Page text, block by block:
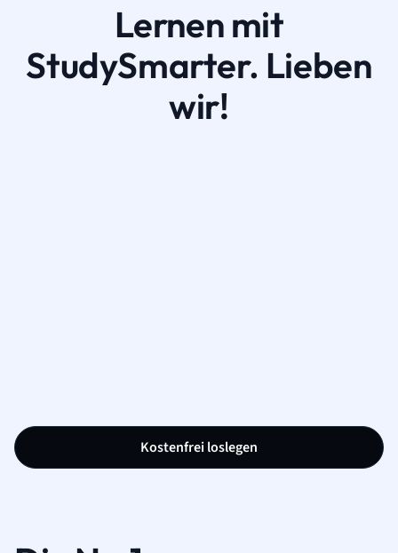
Lernen mit
StudySmarter. Lieben
wir!
Kostenfrei loslegen